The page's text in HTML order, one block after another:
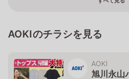
AOKIのチラシを見る
AOKI
旭川永山